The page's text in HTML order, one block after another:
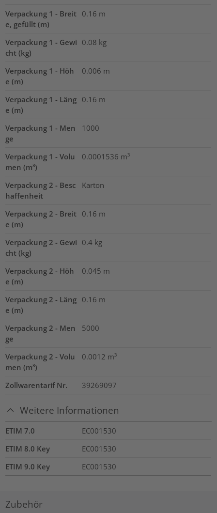
Verpackung 1 - Breit
e, gefüllt (m)
0.16 m
Verpackung 1 - Gewi
cht (kg)
0.08 kg
Verpackung 1 - Höh
e (m)
0.006 m
Verpackung 1 - Läng
e (m)
0.16 m
Verpackung 1 - Men
ge
1000
Verpackung 1 - Volu
men (m³)
0.0001536 m³
Verpackung 2 - Besc
haffenheit
Karton
Verpackung 2 - Breit
e (m)
0.16 m
Verpackung 2 - Gewi
cht (kg)
0.4 kg
Verpackung 2 - Höh
e (m)
0.045 m
Verpackung 2 - Läng
e (m)
0.16 m
Verpackung 2 - Men
ge
5000
Verpackung 2 - Volu
men (m³)
0.0012 m³
Zollwarentarif Nr. 39269097
Weitere Informationen
ETIM 7.0
EC001530
ETIM 8.0 Key
EC001530
ETIM 9.0 Key
EC001530
Zubehör